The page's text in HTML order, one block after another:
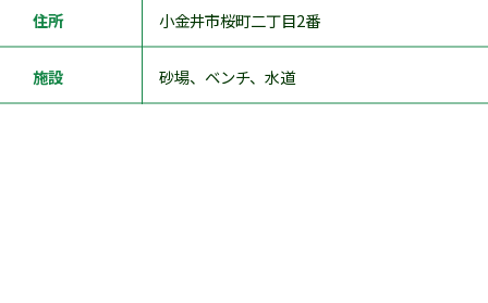
住所 小金井市桜町二丁目2番
施設 砂場、ベンチ、水道